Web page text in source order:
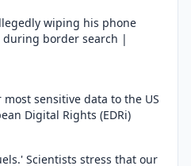
wiping his phone
during border search |
sensitive data to the US
Digital Rights (EDRi)
Scientists stress that our